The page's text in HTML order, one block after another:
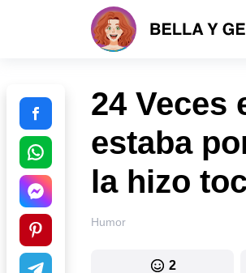
24 Veces
estaba
la hizo
Humor
2